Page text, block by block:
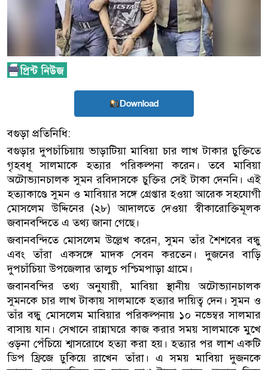
Download
বগুড়া প্রতিনিধি:
বগুড়ার দুপচাঁচিয়ায় ভাড়াটিয়া মাবিয়া চার লাখ টাকার চুক্তিতে
গৃহবধূ সালমাকে হত্যার পরিকল্পনা করেন। তবে মাবিয়া
অটোভ্যানচালক সুমন রবিদাসকে চুক্তির সেই টাকা দেননি। এই
হত্যাকাণ্ডে সুমন ও মাবিয়ার সঙ্গে গ্রেপ্তার হওয়া আরেক সহযোগী
মোসলেম উদ্দিনের (২৮) আদালতে দেওয়া স্বীকারোক্তিমূলক
জবানবন্দিতে এ তথ্য জানা গেছে।
জবানবন্দিতে মোসলেম উল্লেখ করেন, সুমন তাঁর শৈশবের বন্ধু
এবং তাঁরা একসঙ্গে মাদক সেবন করতেন। দুজনের বাড়ি
দুপচাঁচিয়া উপজেলার তালুচ পশ্চিমপাড়া গ্রামে।
জবানবন্দির তথ্য অনুযায়ী, মাবিয়া স্থানীয় অটোভ্যানচালক
সুমনকে চার লাখ টাকায় সালমাকে হত্যার দায়িত্ব দেন। সুমন ও
তাঁর বন্ধু মোসলেম মাবিয়ার পরিকল্পনায় ১০ নভেম্বর সালমার
বাসায় যান। সেখানে রান্নাঘরে কাজ করার সময় সালমাকে মুখে
ওড়না পেঁচিয়ে শ্বাসরোধে হত্যা করা হয়। হত্যার পর লাশ একটি
ডিপ ফ্রিজে ঢুকিয়ে রাখেন তাঁরা। এ সময় মাবিয়া দুজনকে